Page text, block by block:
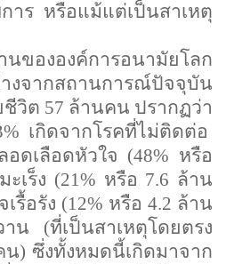
าร หรือแม้แต่เป็นสาเหตุ
นขององค์การอนามัยโลก
งจากสถานการณ์ปัจจุบัน
วิต 57 ล้านคน ปรากฏว่า
เกิดจากโรคที่ไม่ติดต่อ
ดเลือดหัวใจ (48% หรือ
เร็ง (21% หรือ 7.6 ล้าน
รื้อรัง (12% หรือ 4.2 ล้าน
น (ที่เป็นสาเหตุโดยตรง
น) ซึ่งทั้งหมดนี้เกิดมาจาก